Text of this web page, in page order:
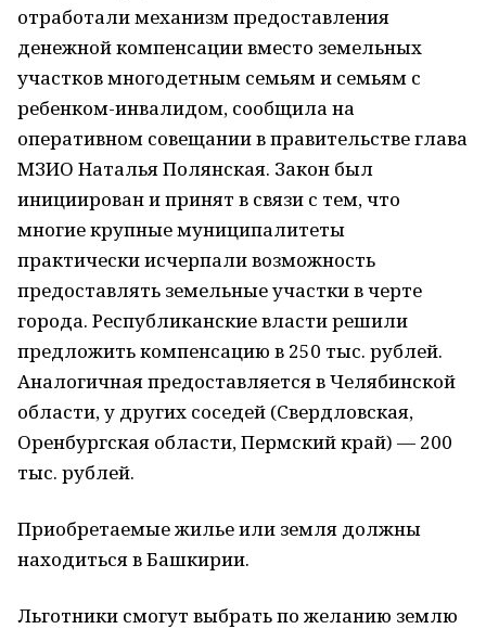
отработали механизм предоставления
денежной компенсации вместо земельных
участков многодетным семьям и семьям с
ребенком-инвалидом, сообщила на
оперативном совещании в правительстве глава
МЗИО Наталья Полянская. Закон был
инициирован и принят в связи с тем, что
многие крупные муниципалитеты
практически исчерпали возможность
предоставлять земельные участки в черте
города. Республиканские власти решили
предложить компенсацию в 250 тыс. рублей.
Аналогичная предоставляется в Челябинской
области, у других соседей (Свердловская,
Оренбургская области, Пермский край) — 200
тыс. рублей.
Приобретаемые жилье или земля должны
находиться в Башкирии.
Льготники смогут выбрать по желанию землю